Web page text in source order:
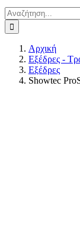
Αναζήτηση
για:
Αρχική
Εξέδρες -
Εξέδρες
Showtec